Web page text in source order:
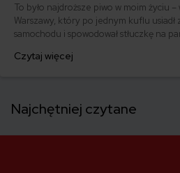
To było najdroższe piwo w moim życiu
Warszawy, który po jednym kuflu usiadł
samochodu i spowodował stłuczkę na
podwójnym gazie ku przestrodze
Czytaj więcej
Najchętniej czytane